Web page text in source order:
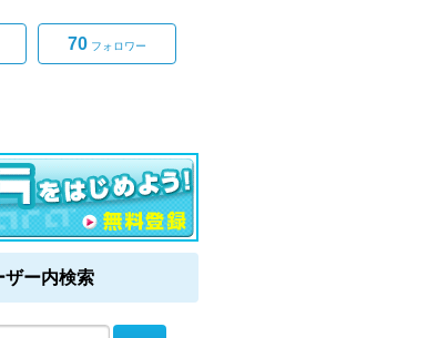
70 フォロワー
ザー内検索